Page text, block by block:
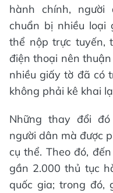
hành chính,
chuẩn bị nhiều loại
thể nộp trực tuyến,
điện thoại nên
nhiều giấy tờ đã có
không phải kê khai
Những thay đổi
người dân mà được
cụ thể. Theo đó,
gần 2.000 thủ tục
quốc gia; trong đó,